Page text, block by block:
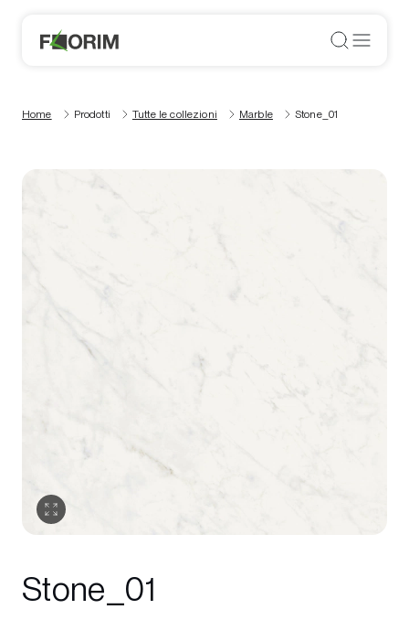
Home Prodotti Tutte le collezioni Marble Stone_01
Stone_01